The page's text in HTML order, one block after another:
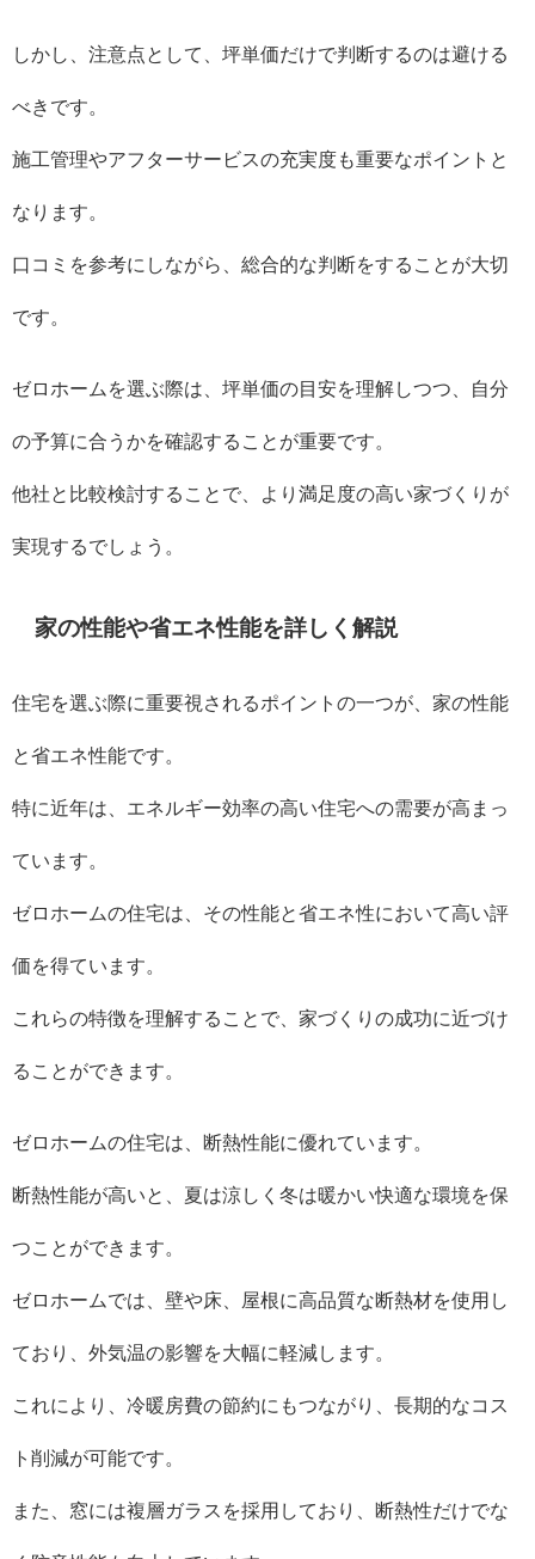
しかし、注意点として、坪単価だけで判断するのは避ける
べきです。
施工管理やアフターサービスの充実度も重要なポイントと
なります。
口コミを参考にしながら、総合的な判断をすることが大切
です。
ゼロホームを選ぶ際は、坪単価の目安を理解しつつ、自分
の予算に合うかを確認することが重要です。
他社と比較検討することで、より満足度の高い家づくりが
実現するでしょう。
家の性能や省エネ性能を詳しく解説
住宅を選ぶ際に重要視されるポイントの一つが、家の性能
と省エネ性能です。
特に近年は、エネルギー効率の高い住宅への需要が高まっ
ています。
ゼロホームの住宅は、その性能と省エネ性において高い評
価を得ています。
これらの特徴を理解することで、家づくりの成功に近づけ
ることができます。
ゼロホームの住宅は、断熱性能に優れています。
断熱性能が高いと、夏は涼しく冬は暖かい快適な環境を保
つことができます。
ゼロホームでは、壁や床、屋根に高品質な断熱材を使用し
ており、外気温の影響を大幅に軽減します。
これにより、冷暖房費の節約にもつながり、長期的なコス
ト削減が可能です。
また、窓には複層ガラスを採用しており、断熱性だけでな